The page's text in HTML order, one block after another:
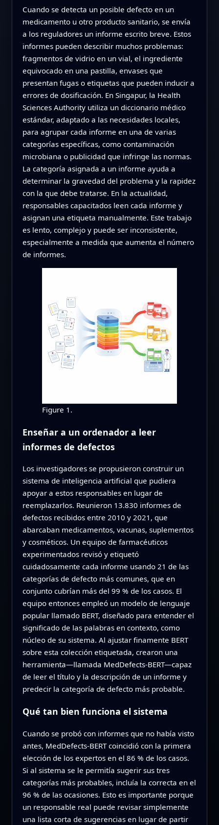
Cuando se detecta un posible defecto en un
medicamento u otro producto sanitario, se envía
a los reguladores un informe escrito breve. Estos
informes pueden describir muchos problemas:
fragmentos de vidrio en un vial, el ingrediente
equivocado en una pastilla, envases que
presentan fugas o etiquetas que pueden inducir a
errores de dosificación. En Singapur, la Health
Sciences Authority utiliza un diccionario médico
estándar, adaptado a las necesidades locales,
para agrupar cada informe en una de varias
categorías específicas, como contaminación
microbiana o publicidad que infringe las normas.
La categoría asignada a un informe ayuda a
determinar la gravedad del problema y la rapidez
con la que debe tratarse. En la actualidad,
responsables capacitados leen cada informe y
asignan una etiqueta manualmente. Este trabajo
es lento, complejo y puede ser inconsistente,
especialmente a medida que aumenta el número
de informes.
Figure 1.
Enseñar a un ordenador a leer
informes de defectos
Los investigadores se propusieron construir un
sistema de inteligencia artificial que pudiera
apoyar a estos responsables en lugar de
reemplazarlos. Reunieron 13.830 informes de
defectos recibidos entre 2010 y 2021, que
abarcaban medicamentos, vacunas, suplementos
y cosméticos. Un equipo de farmacéuticos
experimentados revisó y etiquetó
cuidadosamente cada informe usando 21 de las
categorías de defecto más comunes, que en
conjunto cubrían más del 99 % de los casos. El
equipo entonces empleó un modelo de lenguaje
popular llamado BERT, diseñado para entender el
significado de las palabras en contexto, como
núcleo de su sistema. Al ajustar finamente BERT
sobre esta colección etiquetada, crearon una
herramienta—llamada MedDefects‑BERT—capaz
de leer el título y la descripción de un informe y
predecir la categoría de defecto más probable.
Qué tan bien funciona el sistema
Cuando se probó con informes que no había visto
antes, MedDefects‑BERT coincidió con la primera
elección de los expertos en el 86 % de los casos.
Si al sistema se le permitía sugerir sus tres
categorías más probables, incluía la correcta en el
96 % de las ocasiones. Esto es importante porque
un responsable real puede revisar simplemente
una lista corta de sugerencias en lugar de partir